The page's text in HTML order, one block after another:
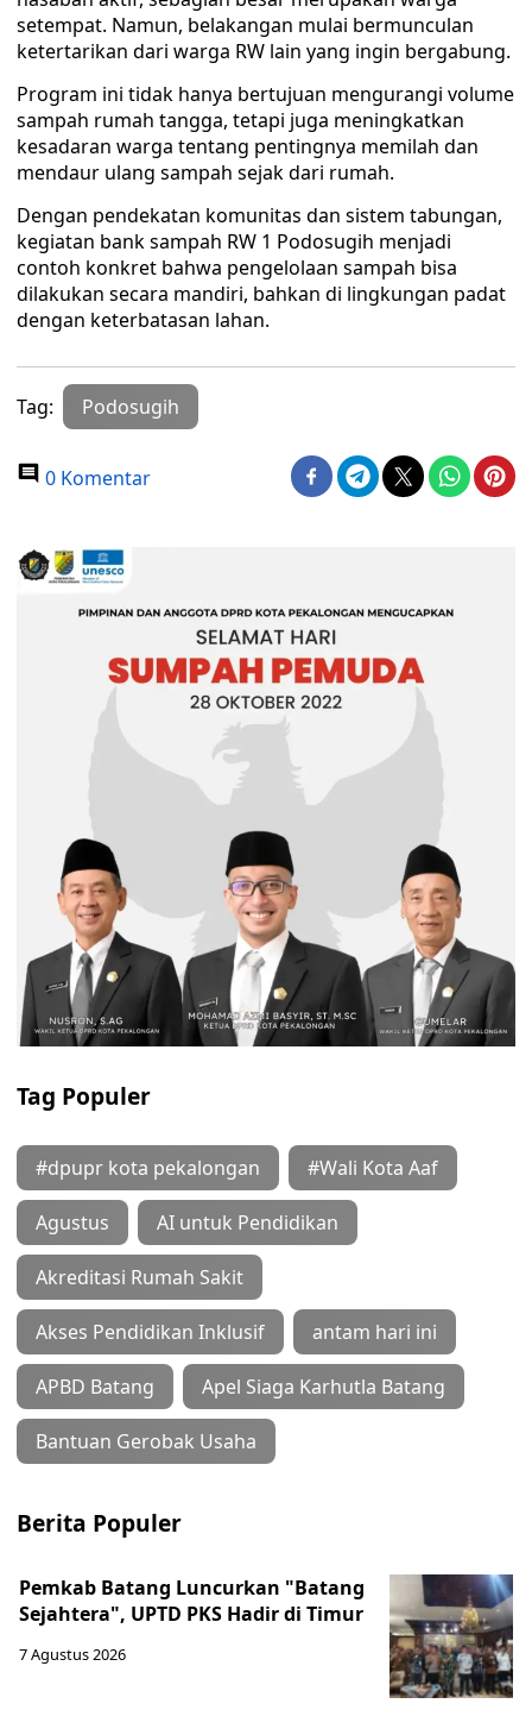
setempat. Namun, belakangan mulai bermunculan
ketertarikan dari warga RW lain yang ingin bergabung.
Program ini tidak hanya bertujuan mengurangi volume
sampah rumah tangga, tetapi juga meningkatkan
kesadaran warga tentang pentingnya memilah dan
mendaur ulang sampah sejak dari rumah.
Dengan pendekatan komunitas dan sistem tabungan,
kegiatan bank sampah RW 1 Podosugih menjadi
contoh konkret bahwa pengelolaan sampah bisa
dilakukan secara mandiri, bahkan di lingkungan padat
dengan keterbatasan lahan.
Tag: Podosugih
0 Komentar
Tag Populer
#dpupr kota pekalongan #Wali Kota Aaf
Agustus AI untuk Pendidikan
Akreditasi Rumah Sakit
Akses Pendidikan Inklusif antam hari ini
APBD Batang Apel Siaga Karhutla Batang
Bantuan Gerobak Usaha
Berita Populer
Pemkab Batang Luncurkan "Batang
Sejahtera", UPTD PKS Hadir di Timur
7 Agustus 2026